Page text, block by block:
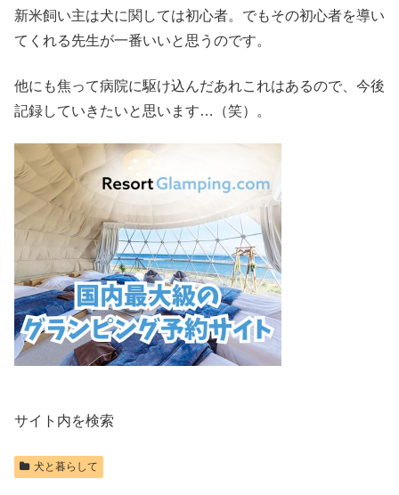
新米飼い主は犬に関しては初心者。でもその初心者を導い
てくれる先生が一番いいと思うのです。
他にも焦って病院に駆け込んだあれこれはあるので、今後
記録していきたいと思います…（笑）。
サイト内を検索
犬と暮らして